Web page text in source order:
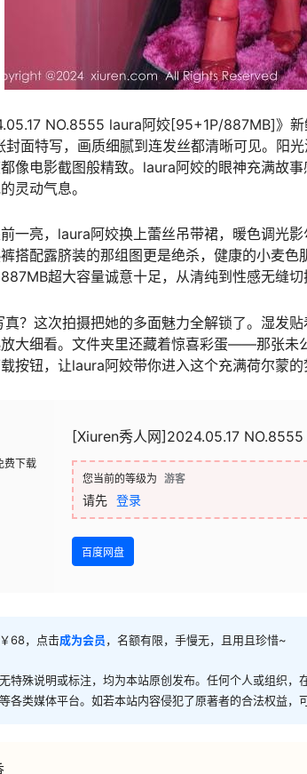
NO.8555 laura阿姣[95+1P/887MB]》
面特写，画质细腻到连发丝都清晰可见。阳
像电影截图般精致。laura阿姣的眼神充满故
灵动气息。
一亮，laura阿姣换上蕾丝吊带裙，暖色调光
搭配露脐装的那组图更是绝杀，健康的小麦
超大容量诚意十足，从清纯到性感无缝切
？这次拍摄把她的多面魅力全解锁了。湿发
大细看。文件夹里还藏着惊喜彩蛋——那张未
按钮，让laura阿姣带你进入这个充满荷尔蒙的
费下载
[Xiuren秀人网]2024.05.17
您当前的等级为 游客
请先 登录
百度网盘
68，点击成为会员，名额有限，手慢无，且用且珍惜~
特殊说明或标注，均为本站原创发布。任何个人或组织
各类媒体平台。如若本站内容侵犯了原著者的合法权益，